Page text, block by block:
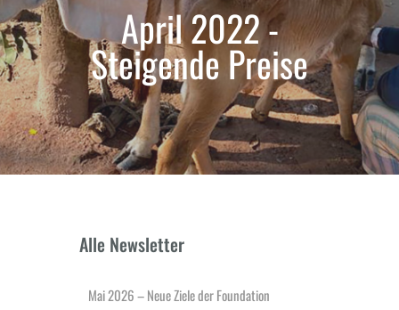
April 2022 -
Steigende Preise
Alle Newsletter
Mai 2026 – Neue Ziele der Foundation